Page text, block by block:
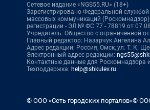
Сетевое издание «NGS55.RU» (18+)
Зарегистрировано Федеральной
массовых коммуникаций
регистрации - ЭЛ № ФС 77 - 78819 от
Учредитель: Общество с ограниченной
Главный редактор: Назарчук Ангелина
Адрес редакции: Россия, Омск, ул. Т. К.
Электронный адрес редакции:
Контактные данные для Роскомнадзора
Техподдержка: help@shkulev.ru
© ООО «Сеть городских порталов»©